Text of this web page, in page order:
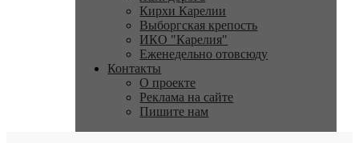
Кирхи Карелии
Выборгская крепость
ИКО "Карелия"
Еженедельно отовсюду
Контакты
О проекте
Реклама на сайте
Пишите нам